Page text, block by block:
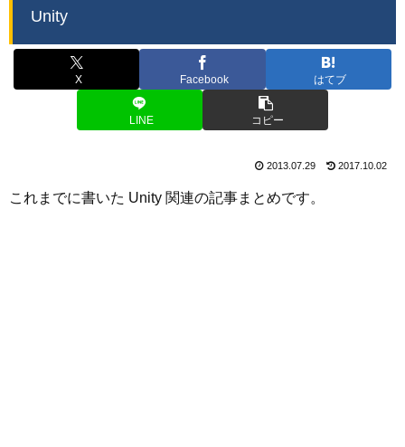
Unity
X Facebook はてブ
LINE コピー
2013.07.29 2017.10.02
これまでに書いた Unity 関連の記事まとめです。